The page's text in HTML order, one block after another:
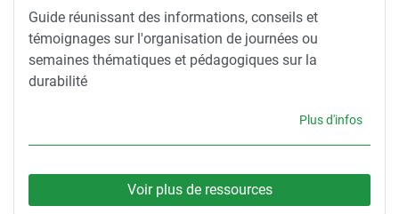
Guide réunissant des informations, conseils et
témoignages sur l'organisation de journées ou
semaines thématiques et pédagogiques sur la
durabilité
Plus d'infos
Voir plus de ressources